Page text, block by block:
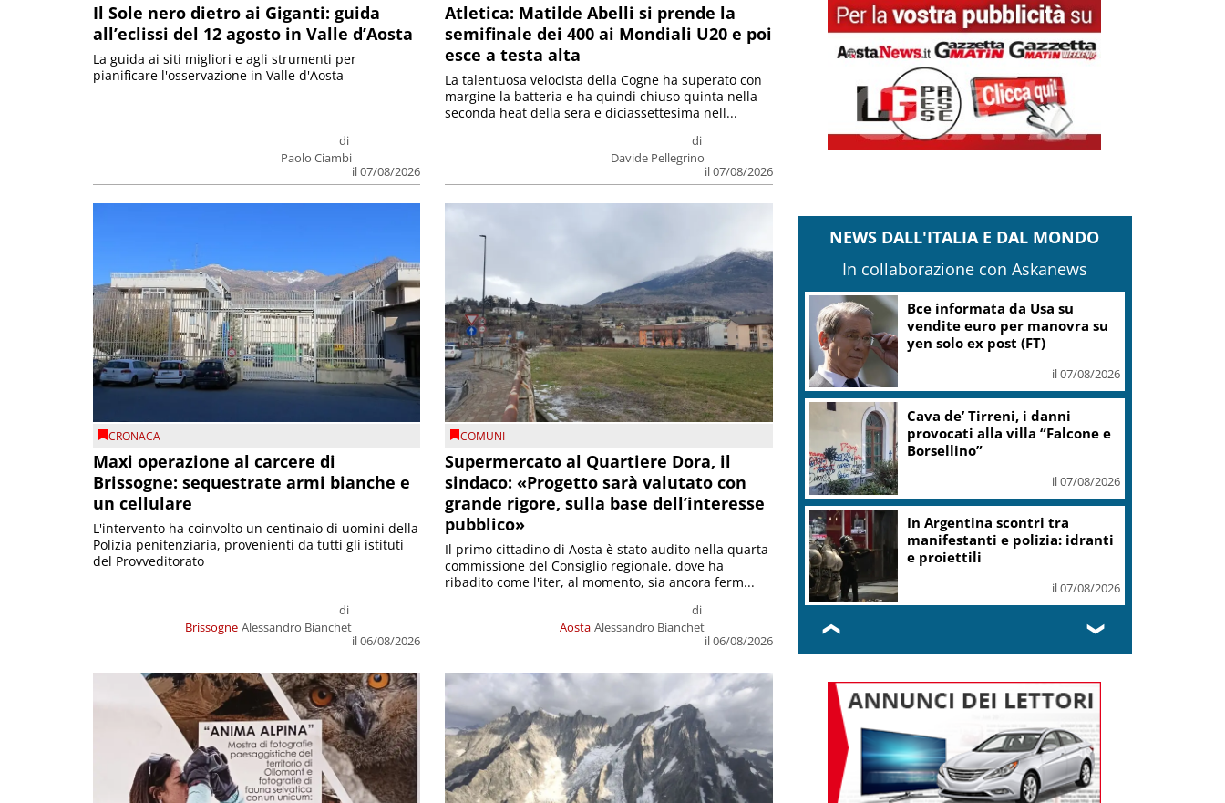
Il Sole nero dietro ai Giganti: guida
all’eclissi del 12 agosto in Valle d’Aosta
di
Paolo Ciambi
il 07/08/2026
La guida ai siti migliori e agli strumenti per
pianificare l'osservazione in Valle d'Aosta
Atletica: Matilde Abelli si prende la
semifinale dei 400 ai Mondiali U20 e poi
esce a testa alta
di
Davide Pellegrino
il 07/08/2026
La talentuosa velocista della Cogne ha superato con
margine la batteria e ha quindi chiuso quinta nella
seconda heat della sera e diciassettesima nell...
CRONACA
Maxi operazione al carcere di
Brissogne: sequestrate armi bianche e
un cellulare
Brissogne
di
Alessandro Bianchet
il 06/08/2026
L'intervento ha coinvolto un centinaio di uomini della
Polizia penitenziaria, provenienti da tutti gli istituti
del Provveditorato
COMUNI
Supermercato al Quartiere Dora, il
sindaco: «Progetto sarà valutato con
grande rigore, sulla base dell’interesse
pubblico»
Aosta
di
Alessandro Bianchet
il 06/08/2026
Il primo cittadino di Aosta è stato audito nella quarta
commissione del Consiglio regionale, dove ha
ribadito come l'iter, al momento, sia ancora ferm...
NEWS DALL'ITALIA E DAL MONDO
In collaborazione con Askanews
Bce informata da Usa su
vendite euro per manovra su
yen solo ex post (FT)
il 07/08/2026
Cava de’ Tirreni, i danni
provocati alla villa “Falcone e
Borsellino”
il 07/08/2026
In Argentina scontri tra
manifestanti e polizia: idranti
e proiettili
il 07/08/2026
❮ ❯